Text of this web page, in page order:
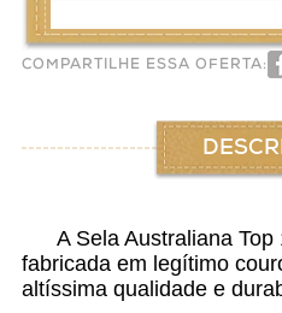
COMPARTILHE ESSA OFERTA:
A Sela Australiana Top
fabricada em legítimo
altíssima qualidade e